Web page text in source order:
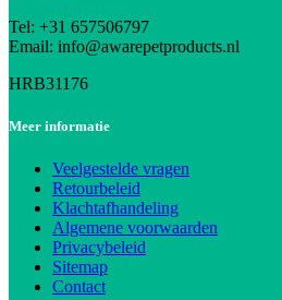
Tel: +31 657506797
Email: info@awarepetproducts.nl
HRB31176
Meer informatie
Veelgestelde vragen
Retourbeleid
Klachtafhandeling
Algemene voorwaarden
Privacybeleid
Sitemap
Contact